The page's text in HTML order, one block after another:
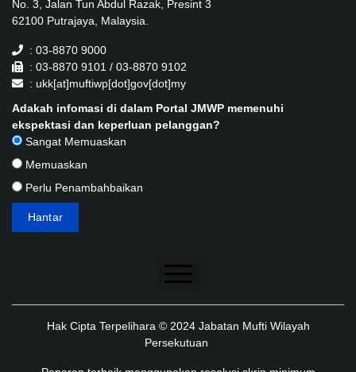
No. 3, Jalan Tun Abdul Razak, Presint 3
62100 Putrajaya, Malaysia.
: 03-8870 9000
: 03-8870 9101 / 03-8870 9102
: ukk[at]muftiwp[dot]gov[dot]my
Adakah infomasi di dalam Portal JMWP memenuhi
ekspektasi dan keperluan pelanggan?
Sangat Memuaskan
Memuaskan
Perlu Penambahbaikan
Penafian
Dasar Keselamatan
Dasar Privasi
Hak Cipta Terpelihara © 2024 Jabatan Mufti Wilayah
Persekutuan